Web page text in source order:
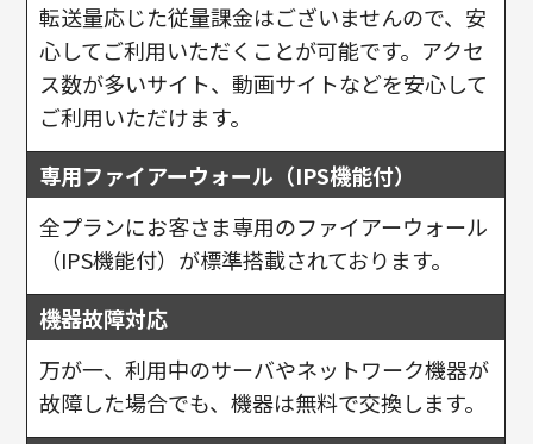
転送量応じた従量課金はございませんので、安
心してご利用いただくことが可能です。アクセ
ス数が多いサイト、動画サイトなどを安心して
ご利用いただけます。
専用ファイアーウォール（IPS機能付）
全プランにお客さま専用のファイアーウォール
（IPS機能付）が標準搭載されております。
機器故障対応
万が一、利用中のサーバやネットワーク機器が
故障した場合でも、機器は無料で交換します。